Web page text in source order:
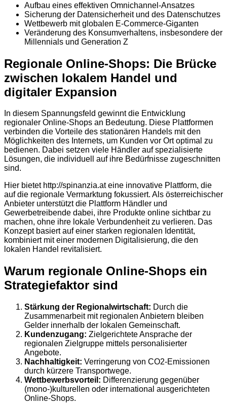
Aufbau eines effektiven Omnichannel-Ansatzes
Sicherung der Datensicherheit und des Datenschutzes
Wettbewerb mit globalen E-Commerce-Giganten
Veränderung des Konsumverhaltens, insbesondere der
Millennials und Generation Z
Regionale Online-Shops: Die Brücke
zwischen lokalem Handel und
digitaler Expansion
In diesem Spannungsfeld gewinnt die Entwicklung
regionaler Online-Shops an Bedeutung. Diese Plattformen
verbinden die Vorteile des stationären Handels mit den
Möglichkeiten des Internets, um Kunden vor Ort optimal zu
bedienen. Dabei setzen viele Händler auf spezialisierte
Lösungen, die individuell auf ihre Bedürfnisse zugeschnitten
sind.
Hier bietet http://spinanzia.at eine innovative Plattform, die
auf die regionale Vermarktung fokussiert. Als österreichischer
Anbieter unterstützt die Plattform Händler und
Gewerbetreibende dabei, ihre Produkte online sichtbar zu
machen, ohne ihre lokale Verbundenheit zu verlieren. Das
Konzept basiert auf einer starken regionalen Identität,
kombiniert mit einer modernen Digitalisierung, die den
lokalen Handel revitalisiert.
Warum regionale Online-Shops ein
Strategiefaktor sind
Stärkung der Regionalwirtschaft: Durch die
Zusammenarbeit mit regionalen Anbietern bleiben
Gelder innerhalb der lokalen Gemeinschaft.
Kundenzugang: Zielgerichtete Ansprache der
regionalen Zielgruppe mittels personalisierter
Angebote.
Nachhaltigkeit: Verringerung von CO2-Emissionen
durch kürzere Transportwege.
Wettbewerbsvorteil: Differenzierung gegenüber
(mono-)kulturellen oder international ausgerichteten
Online-Shops.